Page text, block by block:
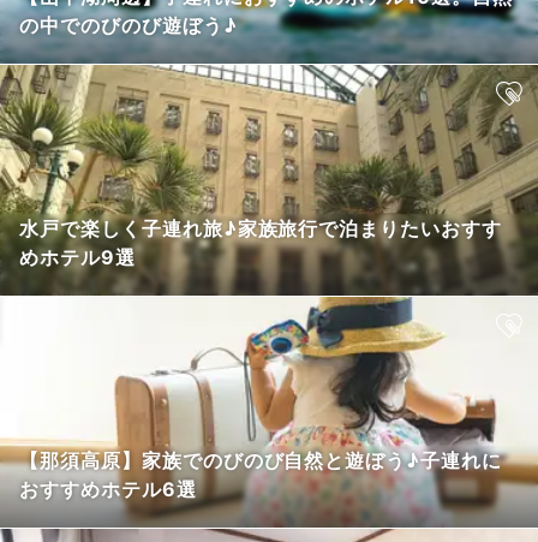
の中でのびのび遊ぼう♪
水戸で楽しく子連れ旅♪家族旅行で泊まりたいおすす
めホテル9選
【那須高原】家族でのびのび自然と遊ぼう♪子連れに
おすすめホテル6選